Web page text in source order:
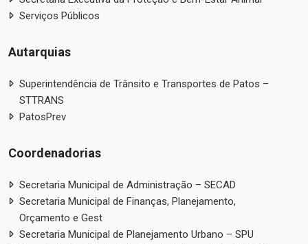
Serviços Públicos
Autarquias
Superintendência de Trânsito e Transportes de Patos –
STTRANS
PatosPrev
Coordenadorias
Secretaria Municipal de Administração – SECAD
Secretaria Municipal de Finanças, Planejamento,
Orçamento e Gest
Secretaria Municipal de Planejamento Urbano – SPU